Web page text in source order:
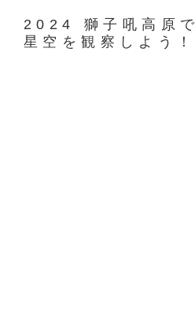
2024 獅子吼高原
星空を観察しよう！